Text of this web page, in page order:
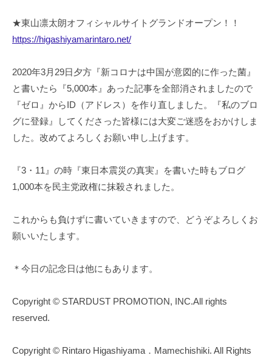
★東山凛太朗オフィシャルサイトグランドオープン！！
https://higashiyamarintaro.net/
2020年3月29日夕方『新コロナは中国が意図的に作った菌』
と書いたら『5,000本』あった記事を全部消されましたので
『ゼロ』からID（アドレス）を作り直しました。『私のブロ
グに登録』してくださった皆様には大変ご迷惑をおかけしま
した。改めてよろしくお願い申し上げます。
『3・11』の時『東日本震災の真実』を書いた時もブログ
1,000本を民主党政権に抹殺されました。
これからも負けずに書いていきますので、どうぞよろしくお
願いいたします。
＊今日の記念日は他にもあります。
Copyright © STARDUST PROMOTION, INC.All rights
reserved.
Copyright © Rintaro Higashiyama．Mamechishiki. All Rights